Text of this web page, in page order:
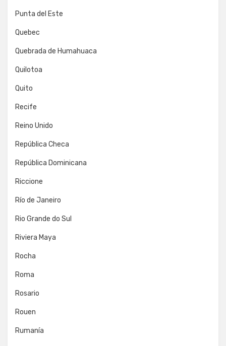
Punta del Este
Quebec
Quebrada de Humahuaca
Quilotoa
Quito
Recife
Reino Unido
República Checa
República Dominicana
Riccione
Río de Janeiro
Rio Grande do Sul
Riviera Maya
Rocha
Roma
Rosario
Rouen
Rumanía